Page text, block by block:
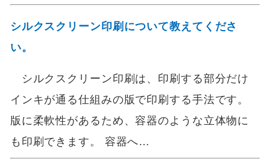
シルクスクリーン印刷について教えてくださ
い。
シルクスクリーン印刷は、印刷する部分だけ
インキが通る仕組みの版で印刷する手法です。
版に柔軟性があるため、容器のような立体物に
も印刷できます。 容器へ…